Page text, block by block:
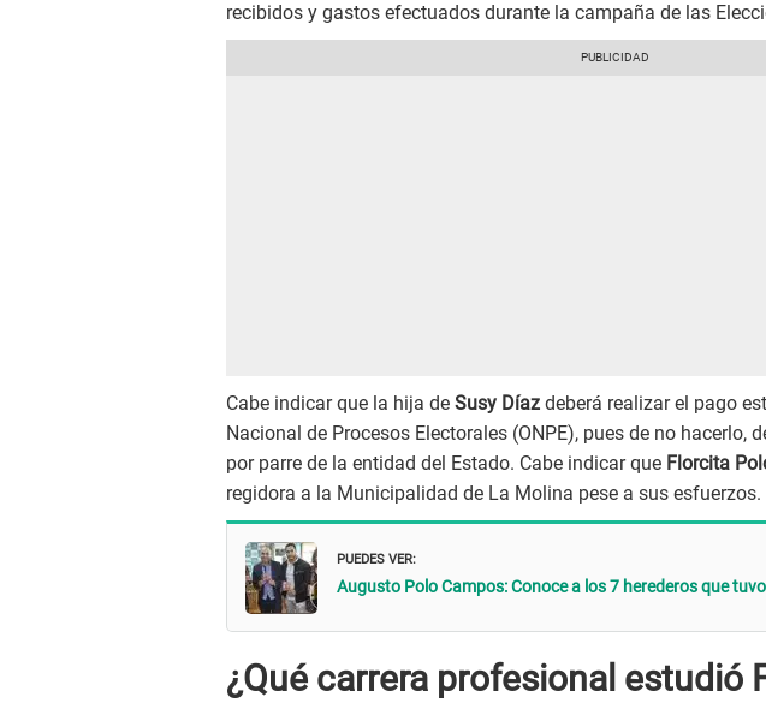
recibidos y gastos efectuados durante la campaña de las
Cabe indicar que la hija de Susy Díaz deberá realizar el pago
Nacional de Procesos Electorales (ONPE), pues de no hacerlo,
por parre de la entidad del Estado. Cabe indicar que Florcita
regidora a la Municipalidad de La Molina pese a sus esfuerzos.
PUEDES VER:
Augusto Polo Campos: Conoce a los 7 herederos que
¿Qué carrera profesional estudió